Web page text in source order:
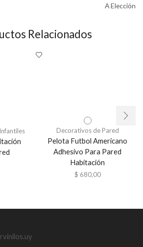
A Elección
Relacionados
Infantiles Decorativos de Pared
Pelota Futbol Americano
Adhesivo Para Pared
Habitación
$ 680,00